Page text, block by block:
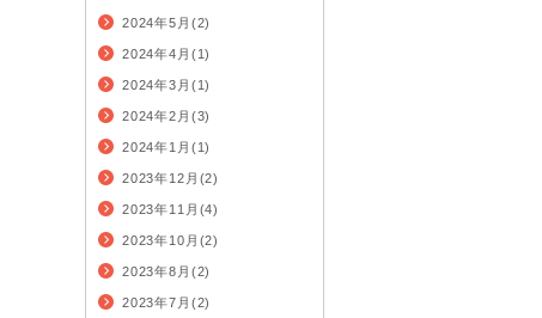
2024年5月(2)
2024年4月(1)
2024年3月(1)
2024年2月(3)
2024年1月(1)
2023年12月(2)
2023年11月(4)
2023年10月(2)
2023年8月(2)
2023年7月(2)